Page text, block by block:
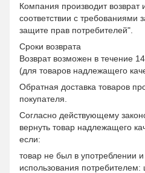
Компания производит возврат
соответствии с требованиями
защите прав потребителей".
Сроки возврата
Возврат возможен в течение
(для товаров надлежащего
Обратная доставка товаров
покупателя.
Согласно действующему
вернуть товар надлежащего
если:
товар не был в употреблении
использования потребителем: